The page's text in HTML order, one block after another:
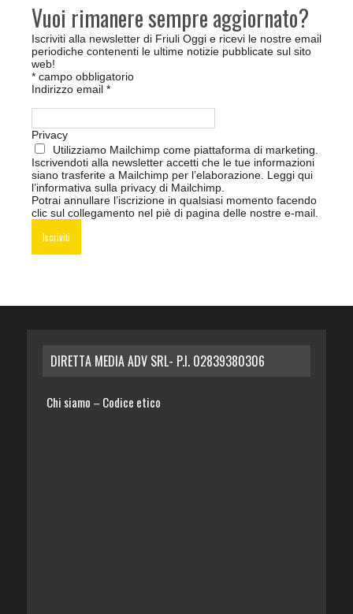
Vuoi rimanere sempre aggiornato?
Iscriviti alla newsletter di Friuli Oggi e ricevi le nostre email
periodiche contenenti le ultime notizie pubblicate sul sito
web!
* campo obbligatorio
Indirizzo email *
Privacy
Utilizziamo Mailchimp come piattaforma di marketing.
Iscrivendoti alla newsletter accetti che le tue informazioni
siano trasferite a Mailchimp per l’elaborazione. Leggi qui
l’informativa sulla privacy di Mailchimp
Potrai annullare l’iscrizione in qualsiasi momento facendo
clic sul collegamento nel piè di pagina delle nostre e-mail.
DIRETTA MEDIA ADV SRL- P.I. 02839380306
Chi siamo – Codice etico